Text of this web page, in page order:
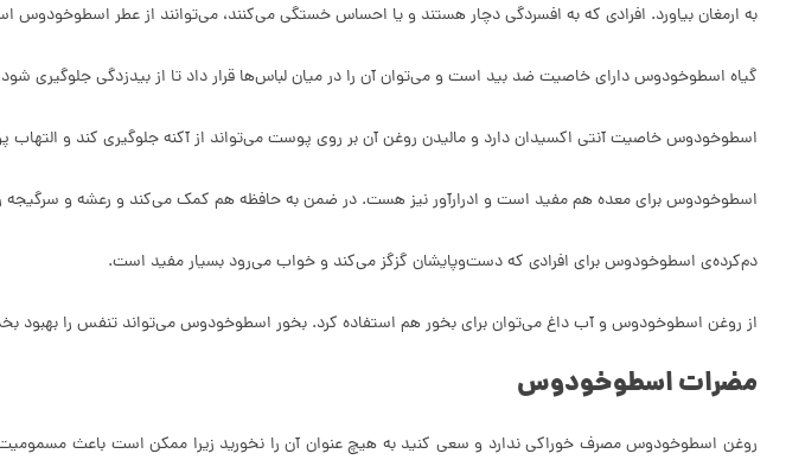
به ارمغان بیاورد. افرادی که به افسردگی دچار هستند و یا احساس خستگی می‌کنند، می‌توانند از عطر
گیاه اسطوخودوس دارای خاصیت ضد بید است و می‌توان آن را در میان لباس‌ها قرار داد تا از بیدزدگی
اسطوخودوس خاصیت آنتی اکسیدان دارد و مالیدن روغن آن بر روی پوست می‌تواند از آکنه جلوگیری کند و التهاب
اسطوخودوس برای معده هم مفید است و ادرارآور نیز هست. در ضمن به حافظه هم کمک می‌کند و رعشه و سرگیجه
دم‌کرده‌ی اسطوخودوس برای افرادی که دست‌وپایشان گزگز می‌کند و خواب می‌رود بسیار مفید است.
از روغن اسطوخودوس و آب داغ می‌توان برای بخور هم استفاده کرد. بخور اسطوخودوس می‌تواند تنفس را بهبود
مضرات اسطوخودوس
روغن اسطوخودوس مصرف خوراکی ندارد و سعی کنید به هیچ عنوان آن را نخورید زیرا ممکن است باعث